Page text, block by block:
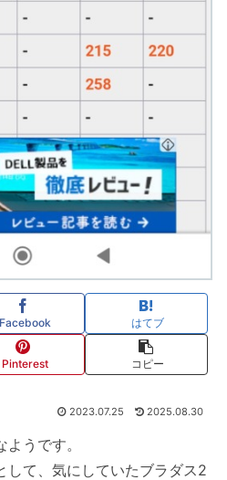
Facebook はてブ
Pinterest コピー
2023.07.25 2025.08.30
うです。
して、気にしていたブラダス2